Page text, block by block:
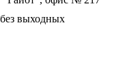
выходных